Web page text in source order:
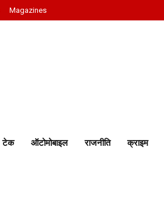
Magazines
टेक ऑटोमोबाइल राजनीति क्राइम